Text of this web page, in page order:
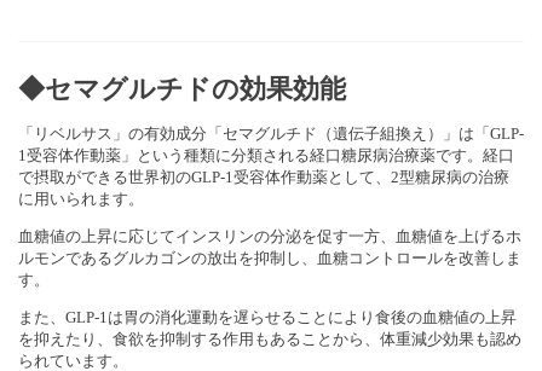
◆セマグルチドの効果効能
「リベルサス」の有効成分「セマグルチド（遺伝子組換え）」は「GLP-
1受容体作動薬」という種類に分類される経口糖尿病治療薬です。経口
で摂取ができる世界初のGLP-1受容体作動薬として、2型糖尿病の治療
に用いられます。
血糖値の上昇に応じてインスリンの分泌を促す一方、血糖値を上げるホ
ルモンであるグルカゴンの放出を抑制し、血糖コントロールを改善しま
す。
また、GLP-1は胃の消化運動を遅らせることにより食後の血糖値の上昇
を抑えたり、食欲を抑制する作用もあることから、体重減少効果も認め
られています。